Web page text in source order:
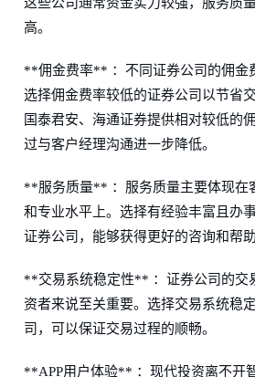
高。
**佣金费率** ：不同证券公司的佣金
选择佣金费率较低的证券公司以节省
国泰君安、海通证券提供相对较低的
过与客户经理沟通进一步降低。
**服务质量** ：服务质量主要体现在
和专业水平上。选择有经验丰富且办
证券公司，能够获得更好的咨询和帮助
**交易系统稳定性** ：证券公司的交
资者来说至关重要。选择交易系统稳
司，可以保证交易过程的顺畅。
**APP用户体验** ：现代投资离不开